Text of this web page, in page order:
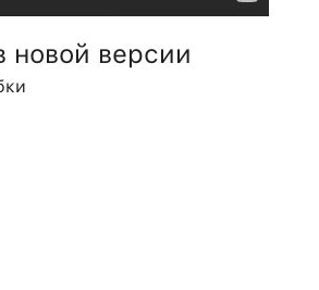
новой версии